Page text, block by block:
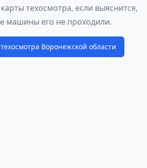
техосмотра, если выяснится,
машины его не проходили.
Воронежской области